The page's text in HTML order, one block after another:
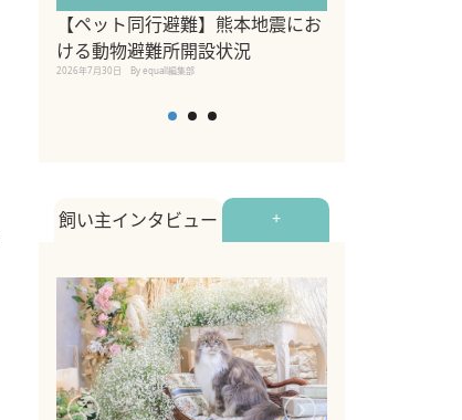
【ペット同行避難】熊本地震にお
ける動物避難所開設状況
2026年7月30日 By equall編集部
飼い主インタビュー +